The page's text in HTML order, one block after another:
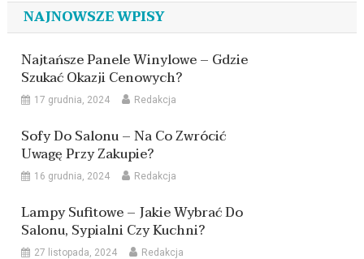
NAJNOWSZE WPISY
Najtańsze Panele Winylowe – Gdzie
Szukać Okazji Cenowych?
17 grudnia, 2024 Redakcja
Sofy Do Salonu – Na Co Zwrócić
Uwagę Przy Zakupie?
16 grudnia, 2024 Redakcja
Lampy Sufitowe – Jakie Wybrać Do
Salonu, Sypialni Czy Kuchni?
27 listopada, 2024 Redakcja